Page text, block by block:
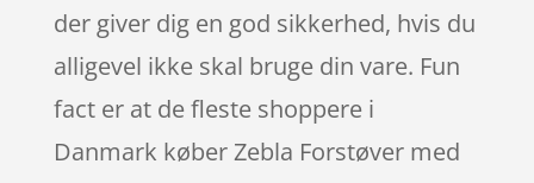
der giver dig en god sikkerhed, hvis du
alligevel ikke skal bruge din vare. Fun
fact er at de fleste shoppere i
Danmark køber Zebla Forstøver med